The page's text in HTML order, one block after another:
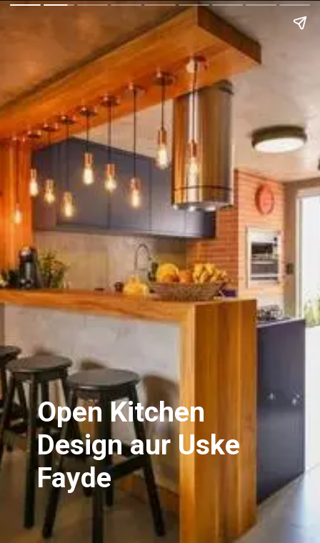
Open Kitchen
Design aur Uske
Fayde